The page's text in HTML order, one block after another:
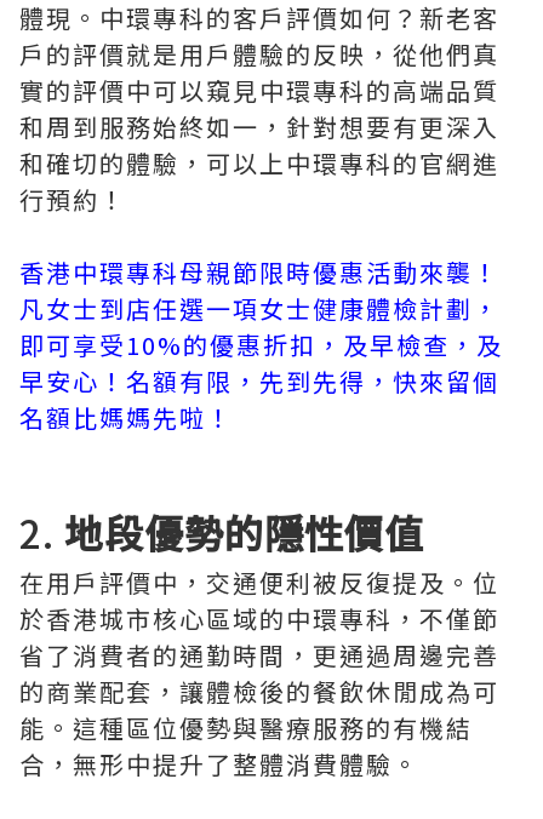
體現。中環專科的客戶評價如何？新老客
戶的評價就是用戶體驗的反映，從他們真
實的評價中可以窺見中環專科的高端品質
和周到服務始終如一，針對想要有更深入
和確切的體驗，可以上中環專科的官網進
行預約！
香港中環專科母親節限時優惠活動來襲！
凡女士到店任選一項女士健康體檢計劃，
即可享受10%的優惠折扣，及早檢查，及
早安心！名額有限，先到先得，快來留個
名額比媽媽先啦！
2. 地段優勢的隱性價值
在用戶評價中，交通便利被反復提及。位
於香港城市核心區域的中環專科，不僅節
省了消費者的通勤時間，更通過周邊完善
的商業配套，讓體檢後的餐飲休閒成為可
能。這種區位優勢與醫療服務的有機結
合，無形中提升了整體消費體驗。